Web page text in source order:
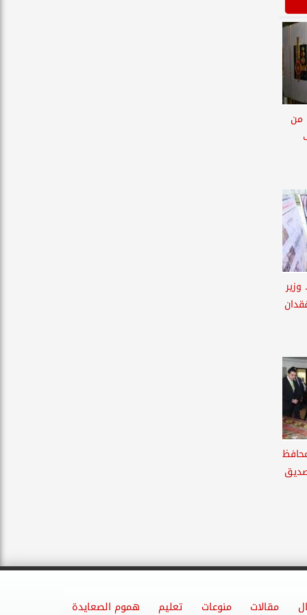
ختام فعاليات الدورة الـ 12 من
مقالات منوعات تعليم هموم الصعايدة